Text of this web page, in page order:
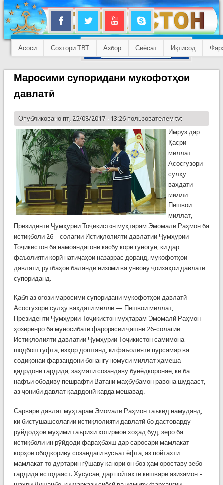
Асосӣ Сохтори ТВТ Ахбор Сиёсат Иқтисод
Маросими супоридани мукофотҳои
давлатӣ
Опубликовано пт, 25/08/2017 - 13:26 пользователем tvt
Имрӯз дар
Қасри
миллат
Асосгузори
сулҳу
ваҳдати
миллӣ —
Пешвои
миллат,
Президенти Ҷумҳурии Тоҷикистон муҳтарам Эмомалӣ Раҳмон ба
истиқболи 26 – солагии Истиқлолияти давлатии Ҷумҳурии
Тоҷикистон ба намояндагони касбу кори гуногун, ки дар
фаъолияти корӣ натиҷаҳои назаррас доранд, мукофотҳои
давлатӣ, рутбаҳои баланди низомӣ ва унвону ҷоизаҳои давлатӣ
супориданд.
Қабл аз оғози маросими супоридани мукофотҳои давлатӣ
Асосгузори сулҳу ваҳдати миллӣ — Пешвои миллат,
Президенти Ҷумҳурии Тоҷикистон муҳтарам Эмомалӣ Раҳмон
ҳозиринро ба муносибати фарорасии ҷашни 26-солагии
Истиқлолияти давлатии Ҷумҳурии Тоҷикистон самимона
шодбош гуфта, изҳор доштанд, ки фаъолияти пурсамар ва
содиқонаи фарзандони бонангу номуси миллат ҳамеша
қадрдонӣ гардида, заҳмати созандаву бунёдкоронае, ки ба
нафъи ободиву пешрафти Ватани маҳбубамон равона шудааст,
аз ҷониби давлат қадрдонӣ карда мешавад.
Сарвари давлат муҳтарам Эмомалӣ Раҳмон таъкид намуданд,
ки бистушашсолагии истиқлолияти давлатӣ бо дастоварду
рӯйдодҳои муҳими таърихӣ хотирмон хоҳад буд, зеро ба
истиқболи ин рӯйдоди фараҳбахш дар саросари мамлакат
корҳои ободкориву созандагӣ вусъат ёфта, аз пойтахти
мамлакат то дуртарин гӯшаву канори он боз ҳам ороставу зебо
гардида истодааст. Хусусан, дар пойтахти кишвари азизамон –